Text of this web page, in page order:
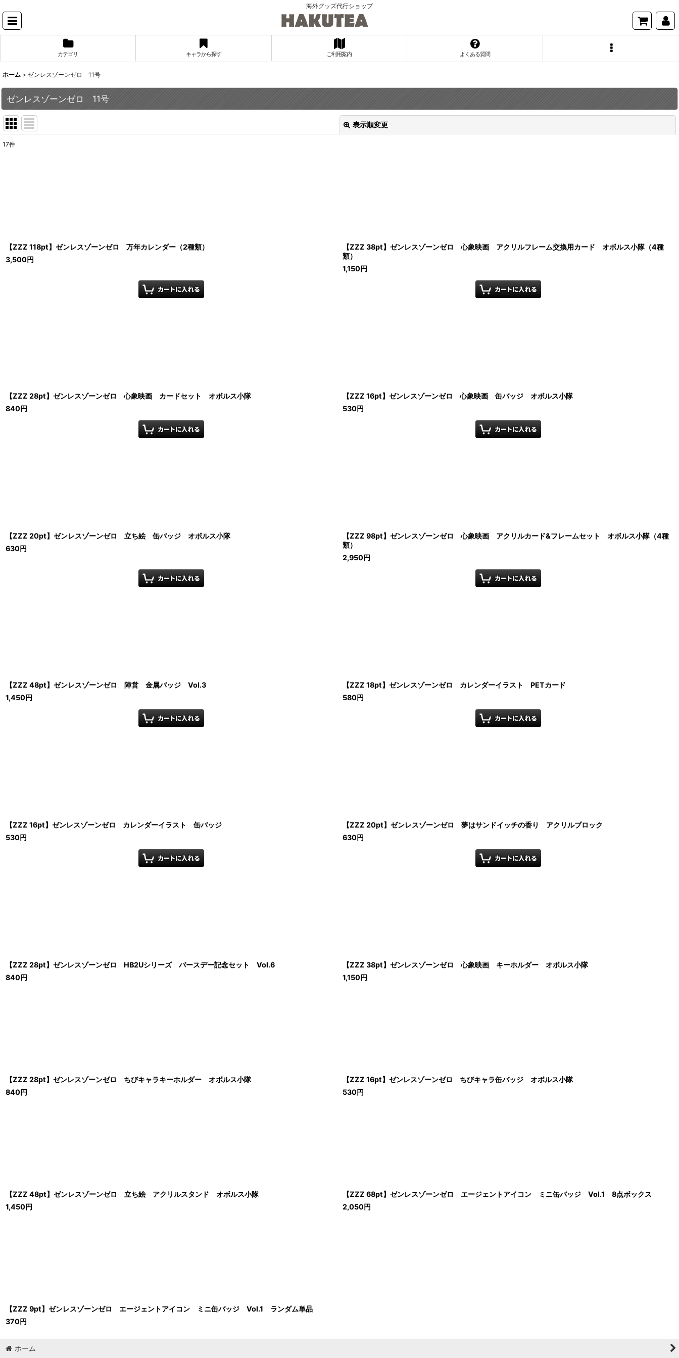
海外グッズ代行ショップ
カテゴリ キャラから探す ご利用案内 よくある質問
ホーム > ゼンレスゾーンゼロ 11号
ゼンレスゾーンゼロ 11号
表示順変更
17件
【ZZZ 118pt】ゼンレスゾーンゼロ 万年カレンダー（2種類）
3,500円
【ZZZ 38pt】ゼンレスゾーンゼロ 心象映画 アクリルフレーム交換用カード オボルス小隊（4種
類）
1,150円
【ZZZ 28pt】ゼンレスゾーンゼロ 心象映画 カードセット オボルス小隊
840円
【ZZZ 16pt】ゼンレスゾーンゼロ 心象映画 缶バッジ オボルス小隊
530円
【ZZZ 20pt】ゼンレスゾーンゼロ 立ち絵 缶バッジ オボルス小隊
630円
【ZZZ 98pt】ゼンレスゾーンゼロ 心象映画 アクリルカード&フレームセット オボルス小隊（4種
類）
2,950円
【ZZZ 48pt】ゼンレスゾーンゼロ 陣営 金属バッジ Vol.3
1,450円
【ZZZ 18pt】ゼンレスゾーンゼロ カレンダーイラスト PETカード
580円
【ZZZ 16pt】ゼンレスゾーンゼロ カレンダーイラスト 缶バッジ
530円
【ZZZ 20pt】ゼンレスゾーンゼロ 夢はサンドイッチの香り アクリルブロック
630円
【ZZZ 28pt】ゼンレスゾーンゼロ HB2Uシリーズ バースデー記念セット Vol.6
840円
【ZZZ 38pt】ゼンレスゾーンゼロ 心象映画 キーホルダー オボルス小隊
1,150円
【ZZZ 28pt】ゼンレスゾーンゼロ ちびキャラキーホルダー オボルス小隊
840円
【ZZZ 16pt】ゼンレスゾーンゼロ ちびキャラ缶バッジ オボルス小隊
530円
【ZZZ 48pt】ゼンレスゾーンゼロ 立ち絵 アクリルスタンド オボルス小隊
1,450円
【ZZZ 68pt】ゼンレスゾーンゼロ エージェントアイコン ミニ缶バッジ Vol.1 8点ボックス
2,050円
【ZZZ 9pt】ゼンレスゾーンゼロ エージェントアイコン ミニ缶バッジ Vol.1 ランダム単品
370円
ホーム